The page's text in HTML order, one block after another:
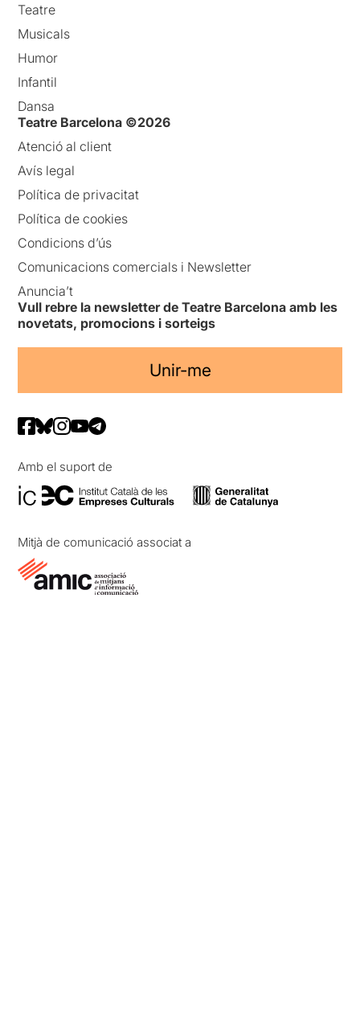
Teatre
Musicals
Humor
Infantil
Dansa
Teatre Barcelona ©2026
Atenció al client
Avís legal
Política de privacitat
Política de cookies
Condicions d’ús
Comunicacions comercials i Newsletter
Anuncia’t
Vull rebre la newsletter de Teatre Barcelona amb les
novetats, promocions i sorteigs
Unir-me
Amb el suport de
Mitjà de comunicació associat a